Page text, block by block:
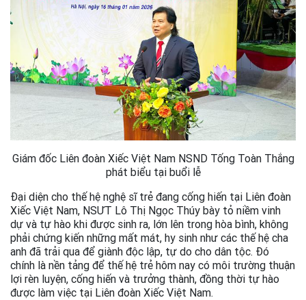
Giám đốc Liên đoàn Xiếc Việt Nam NSND Tống Toàn Thắng
phát biểu tại buổi lễ
Đại diện cho thế hệ nghệ sĩ trẻ đang cống hiến tại Liên đoàn
Xiếc Việt Nam, NSƯT Lô Thị Ngọc Thúy bày tỏ niềm vinh
dự và tự hào khi được sinh ra, lớn lên trong hòa bình, không
phải chứng kiến những mất mát, hy sinh như các thế hệ cha
anh đã trải qua để giành độc lập, tự do cho dân tộc. Đó
chính là nền tảng để thế hệ trẻ hôm nay có môi trường thuận
lợi rèn luyện, cống hiến và trưởng thành, đồng thời tự hào
được làm việc tại Liên đoàn Xiếc Việt Nam.